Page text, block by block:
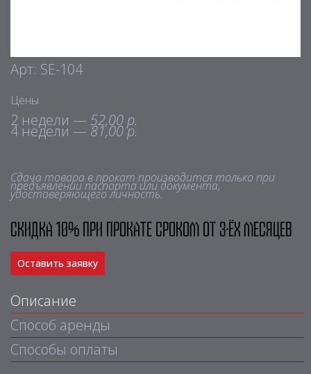
Арт: SE-104
Цены
2 недели — 52,00 р.
4 недели — 81,00 р.
Сдача товара в прокат производится только при
предъявлении паспорта или документа,
удостоверяющего личность.
Скидка 10% при прокате сроком от 3-ёх месяцев
Оставить заявку
Описание
Способ аренды
Способы оплаты